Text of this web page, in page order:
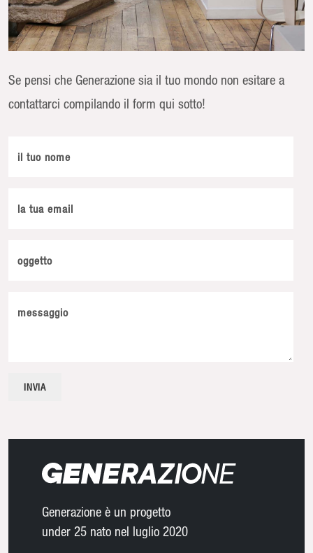
Se pensi che Generazione sia il tuo mondo non esitare a
contattarci compilando il form qui sotto!
il tuo nome
la tua email
oggetto
messaggio
Generazione è un progetto
under 25 nato nel luglio 2020